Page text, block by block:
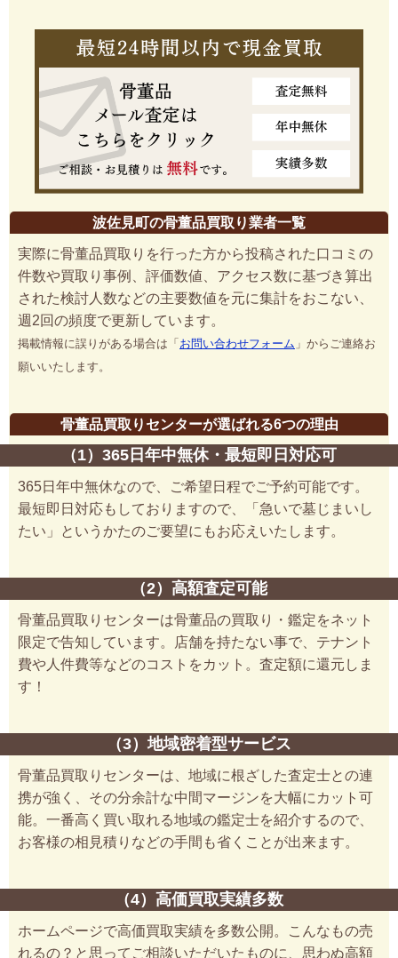
波佐見町の骨董品買取り業者一覧
実際に骨董品買取りを行った方から投稿された口コミの
件数や買取り事例、評価数値、アクセス数に基づき算出
された検討人数などの主要数値を元に集計をおこない、
週2回の頻度で更新しています。
掲載情報に誤りがある場合は「 お問い合わせフォーム 」からご連絡お
願いいたします。
骨董品買取りセンターが選ばれる6つの理由
（1）365日年中無休・最短即日対応可
365日年中無休なので、ご希望日程でご予約可能です。
最短即日対応もしておりますので、「急いで墓じまいし
たい」というかたのご要望にもお応えいたします。
（2）高額査定可能
骨董品買取りセンターは骨董品の買取り・鑑定をネット
限定で告知しています。店舗を持たない事で、テナント
費や人件費等などのコストをカット。査定額に還元しま
す！
（3）地域密着型サービス
骨董品買取りセンターは、地域に根ざした査定士との連
携が強く、その分余計な中間マージンを大幅にカット可
能。一番高く買い取れる地域の鑑定士を紹介するので、
お客様の相見積りなどの手間も省くことが出来ます。
（4）高価買取実績多数
ホームページで高価買取実績を多数公開。こんなもの売
れるの？と思ってご相談いただいたものに、思わぬ高額